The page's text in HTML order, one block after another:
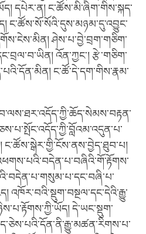
དཔེར་ན། ང་ཚོས་མི་ཞིག་གིས་སྐད་
ང་ཚོས་སོ་སོའི་དུས་མཉམ་དུ་འབྱུང་
ཤེས་པ་བྱེ་བྲག་གཅིག་
འོན་ཀྱང་། རྩེ་གཅིག་
ང་ཚོ་དེ་དག་གིས་རྣམ་
ང་ཚོས་སྒེར་གྱི་ངོས་ནས་བྱེད་ཐུབ་པ།
འཁོར་བའི་སྡུག་བསྔལ་དང་དེའི་རྒྱུ་
དེ་ཡང་སྡུག་